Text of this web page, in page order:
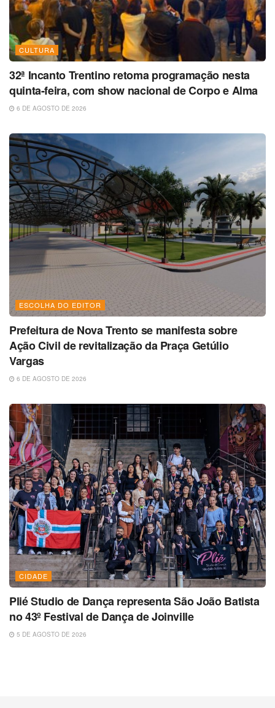
CULTURA
32ª Incanto Trentino retoma programação nesta
quinta-feira, com show nacional de Corpo e Alma
6 DE AGOSTO DE 2026
ESCOLHA DO EDITOR
Prefeitura de Nova Trento se manifesta sobre
Ação Civil de revitalização da Praça Getúlio
Vargas
6 DE AGOSTO DE 2026
CIDADE
Plié Studio de Dança representa São João Batista
no 43º Festival de Dança de Joinville
5 DE AGOSTO DE 2026